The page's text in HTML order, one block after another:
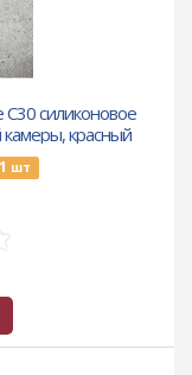
C30 силиконовое
красный
1 шт